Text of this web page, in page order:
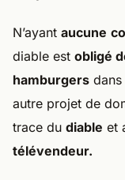
N’ayant aucune
diable est obligé
hamburgers
autre projet de
trace du diable et
télévendeur.